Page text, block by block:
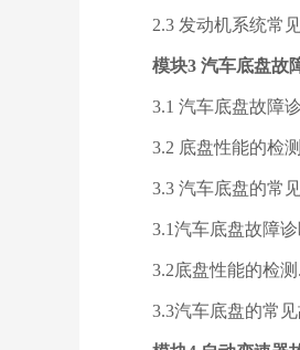
2.3 发动机系统常
模块3 汽车底盘故
3.1 汽车底盘故障
3.2 底盘性能的检测
3.3 汽车底盘的常
3.1汽车底盘故障
3.2底盘性能的检
3.3汽车底盘的常